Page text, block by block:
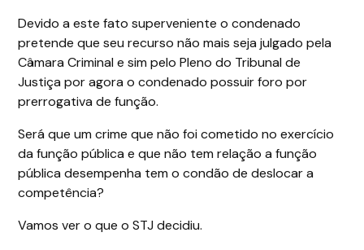
Devido a este fato superveniente o condenado
pretende que seu recurso não mais seja julgado pela
Câmara Criminal e sim pelo Pleno do Tribunal de
Justiça por agora o condenado possuir foro por
prerrogativa de função.
Será que um crime que não foi cometido no exercício
da função pública e que não tem relação a função
pública desempenha tem o condão de deslocar a
competência?
Vamos ver o que o STJ decidiu.